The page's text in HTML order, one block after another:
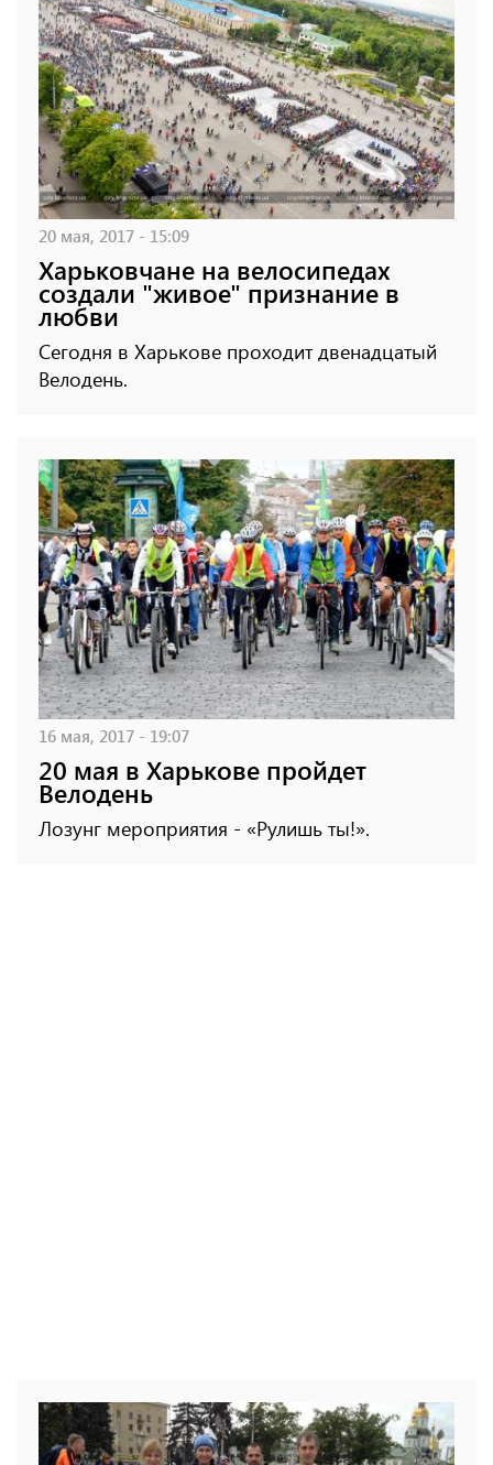
20 мая, 2017 - 15:09
Харьковчане на велосипедах
создали "живое" признание в
любви
Сегодня в Харькове проходит двенадцатый
Велодень.
16 мая, 2017 - 19:07
20 мая в Харькове пройдет
Велодень
Лозунг мероприятия - «Рулишь ты!».